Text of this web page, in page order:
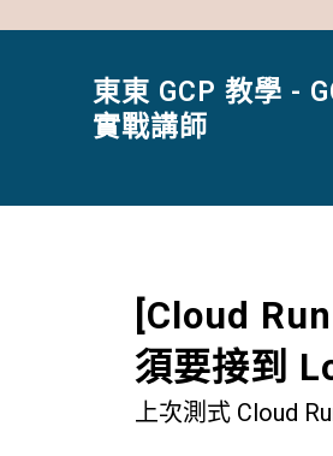
東東 GCP 教學 -
實戰講師
[Cloud
須要接到
上次測式 Cloud